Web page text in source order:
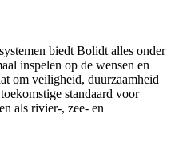
biedt Bolidt alles onder
inspelen op de wensen en
om veiligheid, duurzaamheid
standaard voor
als rivier-, zee- en